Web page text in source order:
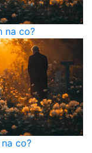
na co?
co?